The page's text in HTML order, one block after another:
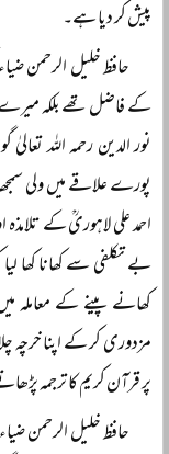
پیش کر دیا ہے۔
حافظ خلیل الرحمن
کے فاضل تھے بلکہ میرے
نور الدین رحمہ اللہ
پورے علاقے میں ولی
احمد علی لاہوریؒ کے
بے تکلفی سے کھانا کھا
کھانے پینے کے معاملہ
مزدوری کر کے اپنا خرچہ
پر قرآن کریم کا ترجمہ
حافظ خلیل الرحمن